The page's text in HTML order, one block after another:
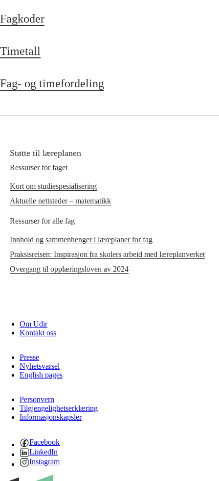
Fagkoder
Timetall
Fag- og timefordeling
Støtte til læreplanen
Ressurser for faget
Kort om studiespesialisering
Aktuelle nettsteder – matematikk
Ressurser for alle fag
Innhold og sammenhenger i læreplaner for fag
Praksisreisen: Inspirasjon fra skolers arbeid med læreplanverket
Overgang til opplæringsloven av 2024
Om Udir
Kontakt oss
Presse
Nyhetsvarsel
English pages
Personvern
Tilgjengelighetserklæring
Informasjonskapsler
Facebook
LinkedIn
Instagram